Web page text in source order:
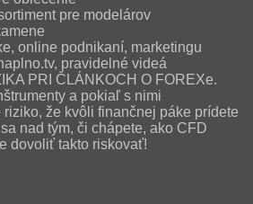
pre modelárov
online podnikaní, marketingu
pravidelné videá
PRI ČLÁNKOCH O FOREXe.
a pokiaľ s nimi
že kvôli finančnej páke prídete
nad tým, či chápete, ako CFD
dovoliť takto riskovať!